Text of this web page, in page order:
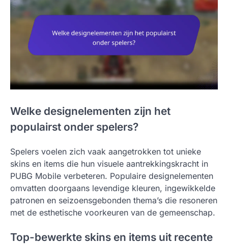
Welke designelementen zijn het
populairst onder spelers?
Spelers voelen zich vaak aangetrokken tot unieke
skins en items die hun visuele aantrekkingskracht in
PUBG Mobile verbeteren. Populaire designelementen
omvatten doorgaans levendige kleuren, ingewikkelde
patronen en seizoensgebonden thema’s die resoneren
met de esthetische voorkeuren van de gemeenschap.
Top-bewerkte skins en items uit recente